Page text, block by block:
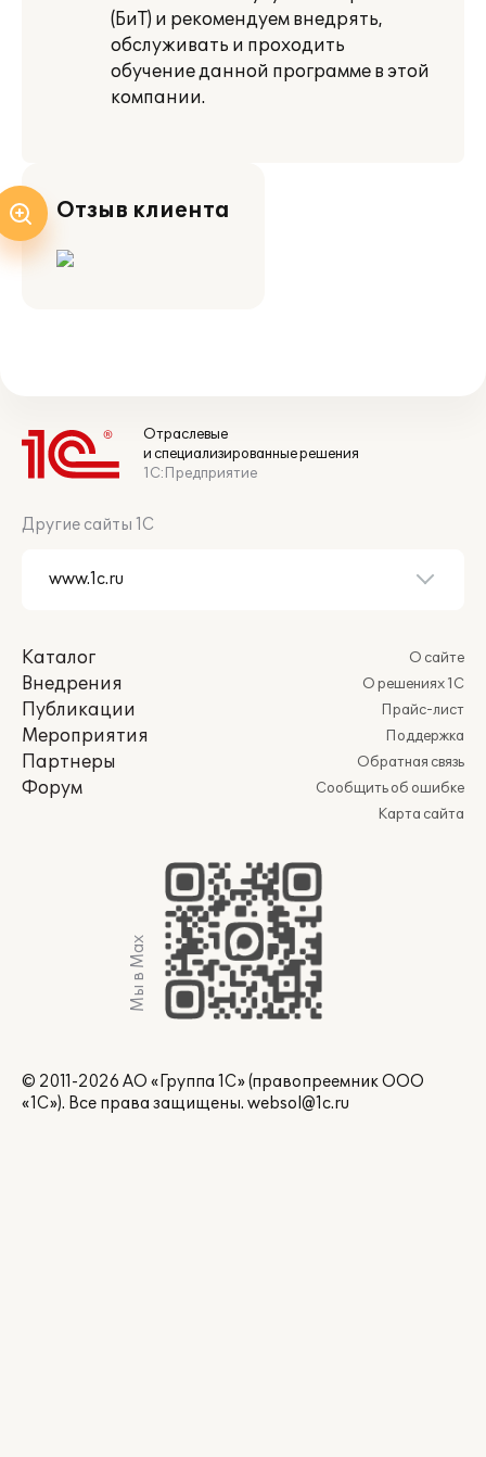
(БиТ) и рекомендуем внедрять,
обслуживать и проходить
обучение данной программе в этой
компании.
Отзыв клиента
Отраслевые
и специализированные решения
1С:Предприятие
Другие сайты 1С
Каталог
Внедрения
Публикации
Мероприятия
Партнеры
Форум
О сайте
О решениях 1С
Прайс-лист
Поддержка
Обратная связь
Сообщить об ошибке
Карта сайта
Мы в Max
© 2011-2026 АО «Группа 1С» (правопреемник ООО
«1С»). Все права защищены. websol@1c.ru